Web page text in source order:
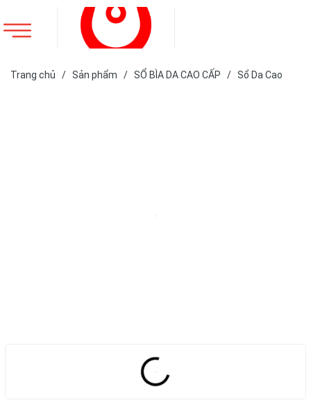
Trang chủ / Sản phẩm / SỔ BÌA DA CAO CẤP / Sổ Da Cao